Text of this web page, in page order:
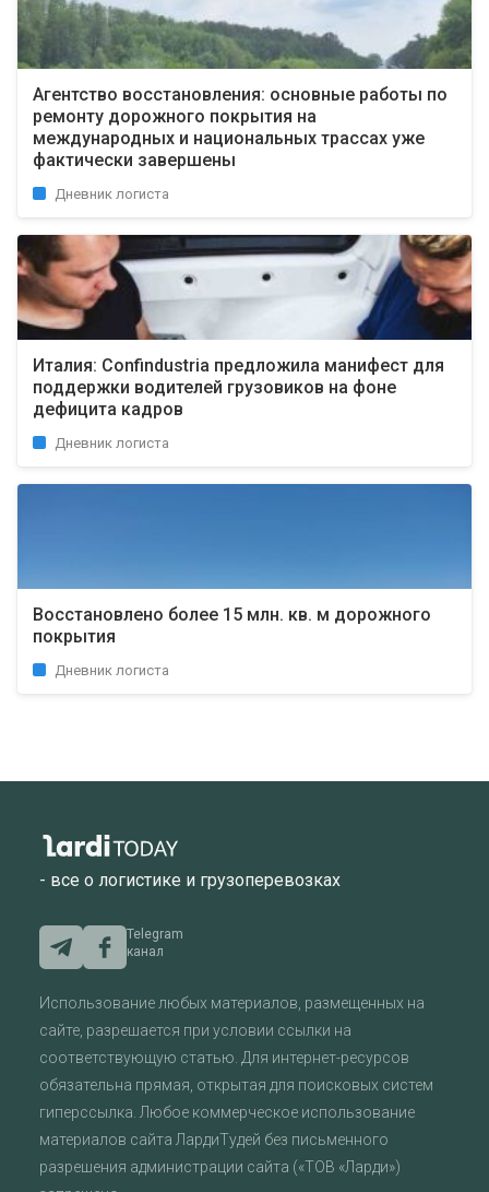
Агентство восстановления: основные работы по
ремонту дорожного покрытия на
международных и национальных трассах уже
фактически завершены
Дневник логиста
Италия: Confindustria предложила манифест для
поддержки водителей грузовиков на фоне
дефицита кадров
Дневник логиста
Восстановлено более 15 млн. кв. м дорожного
покрытия
Дневник логиста
- все о логистике и грузоперевозках
Telegram
канал
Использование любых материалов, размещенных на
сайте, разрешается при условии ссылки на
соответствующую статью. Для интернет-ресурсов
обязательна прямая, открытая для поисковых систем
гиперссылка. Любое коммерческое использование
материалов сайта ЛардиТудей без письменного
разрешения администрации сайта («ТОВ «Ларди»)